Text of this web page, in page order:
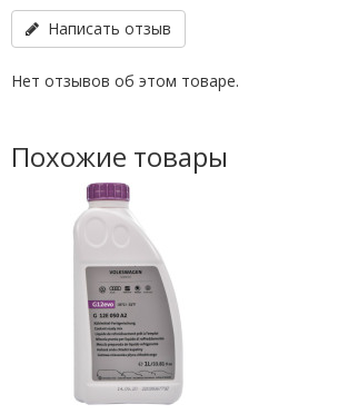
Написать отзыв
Нет отзывов об этом товаре.
Похожие товары